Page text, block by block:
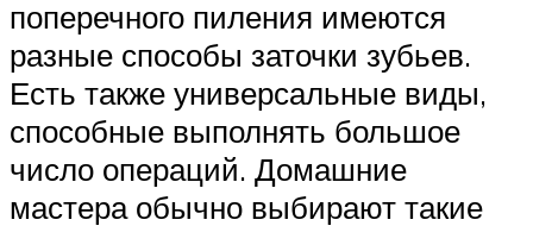
поперечного пиления имеются
разные способы заточки зубьев.
Есть также универсальные виды,
способные выполнять большое
число операций. Домашние
мастера обычно выбирают такие